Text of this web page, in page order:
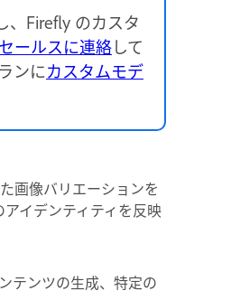
、Firefly のカスタ
ールスに連絡して
ンにカスタムモデ
画像バリエーションを
イデンティティを反映
テンツの生成、特定の